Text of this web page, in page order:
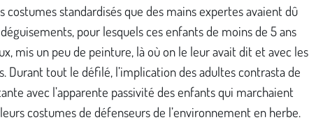
costumes standardisés que des mains expertes avaient dû
pour lesquels ces enfants de moins de 5 ans
mis un peu de peinture, là où on le leur avait dit et avec les
Durant tout le défilé, l’implication des adultes contrasta de
avec l’apparente passivité des enfants qui marchaient
costumes de défenseurs de l’environnement en herbe.